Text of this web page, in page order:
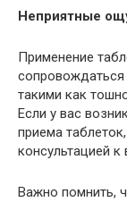
Неприятные
Применение
такими как
Если у вас
приема
консультацией к
Важно помнить,